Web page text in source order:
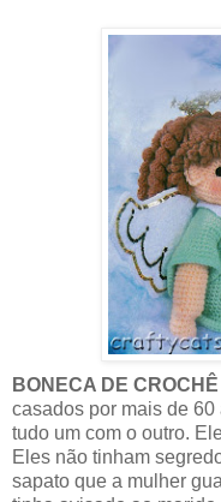
BONECA DE CROCHÊ
casados por mais de
tudo um com o outro.
Eles não tinham
sapato que a mulher